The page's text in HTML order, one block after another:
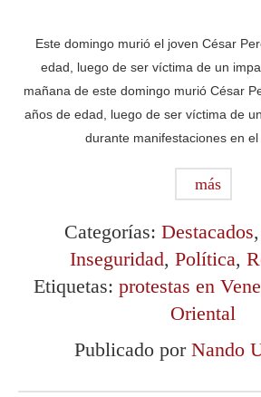
Este domingo murió el joven César
edad, luego de ser víctima de un
mañana de este domingo murió César
años de edad, luego de ser víctima de
durante manifestaciones en
más
Categorías: Destacados,
Inseguridad, Política,
Etiquetas: protestas en
Oriental
Publicado por Nando